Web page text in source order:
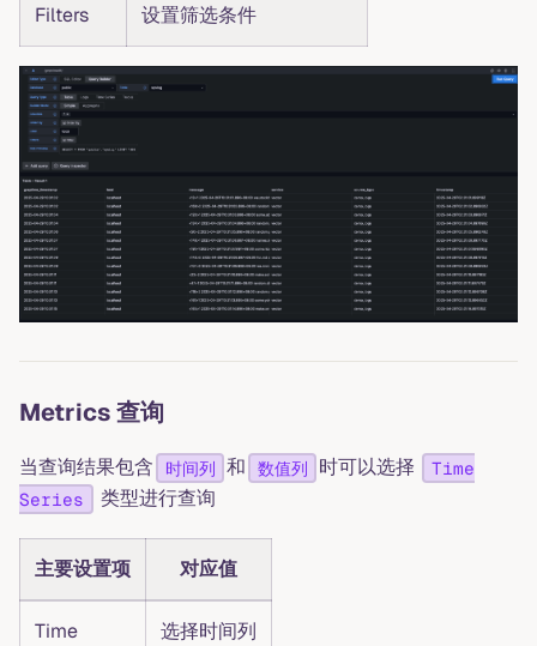
Filters 设置筛选条件
Metrics 查询
当查询结果包含 时间列 和 数值列 时可以选择
Time
Series
类型进行查询
主要设置项 对应值
Time 选择时间列